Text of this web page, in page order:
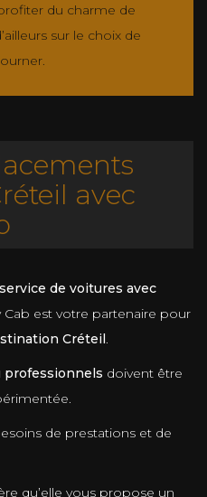
du charme de
sur le choix de
avec
service de voitures avec
Cab est votre partenaire pour
Créteil.
professionnels doivent être
de prestations et de
qu’elle vous propose un